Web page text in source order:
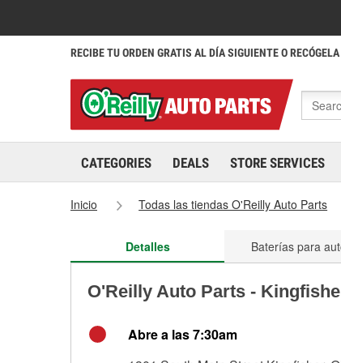
RECIBE TU ORDEN GRATIS AL DÍA SIGUIENTE O
CATEGORIES DEALS STORE SERVICES
Inicio Todas las tiendas O'Reilly Auto Parts
Detalles Baterías para
O'Reilly Auto Parts -
Abre a las 7:30am